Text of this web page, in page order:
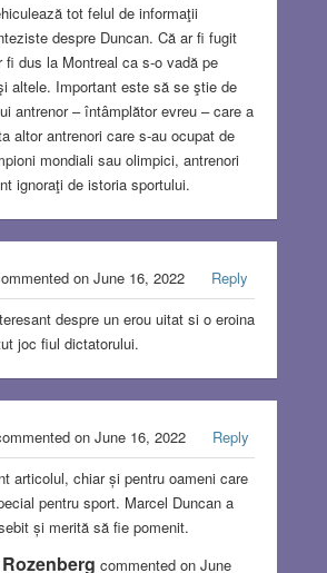
tot felul de informaţii
despre Duncan. Că ar fi fugit
fi dus la Montreal ca s-o vadă pe
altele. Important este să se ştie de
antrenor – întâmplător evreu – care a
altor antrenori care s-au ocupat de
mondiali sau olimpici, antrenori
ignoraţi de istoria sportului.
on June 16, 2022
Reply
despre un erou uitat si o eroina
joc fiul dictatorului.
on June 16, 2022
Reply
articolul, chiar și pentru oameni care
pentru sport. Marcel Duncan a
și merită să fie pomenit.
commented on June